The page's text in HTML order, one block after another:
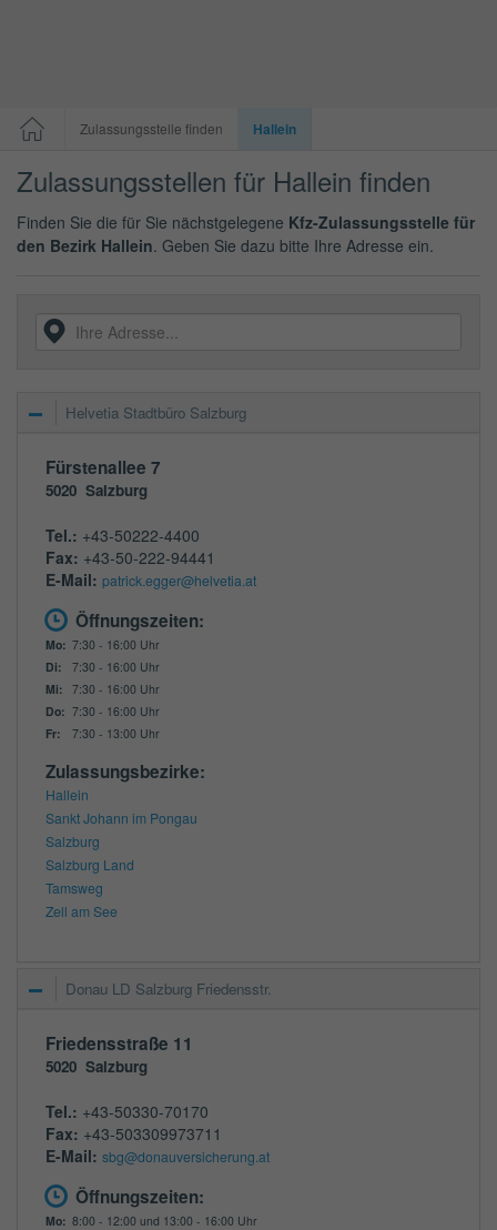
Zulassungsstelle finden Hallein
Zulassungsstellen für Hallein finden
Finden Sie die für Sie nächstgelegene Kfz-Zulassungsstelle für
den Bezirk Hallein. Geben Sie dazu bitte Ihre Adresse ein.
Helvetia Stadtbüro Salzburg
Fürstenallee 7
5020 Salzburg
Tel.: +43-50222-4400
Fax: +43-50-222-94441
E-Mail: patrick.egger@helvetia.at
Öffnungszeiten:
Mo: 7:30 - 16:00 Uhr
Di:
7:30 - 16:00 Uhr
Mi: 7:30 - 16:00 Uhr
Do: 7:30 - 16:00 Uhr
Fr:
7:30 - 13:00 Uhr
Zulassungsbezirke:
Hallein
Sankt Johann im Pongau
Salzburg
Salzburg Land
Tamsweg
Zell am See
Donau LD Salzburg Friedensstr.
Friedensstraße 11
5020 Salzburg
Tel.: +43-50330-70170
Fax: +43-503309973711
E-Mail: sbg@donauversicherung.at
Öffnungszeiten:
Mo: 8:00 - 12:00 und 13:00 - 16:00 Uhr